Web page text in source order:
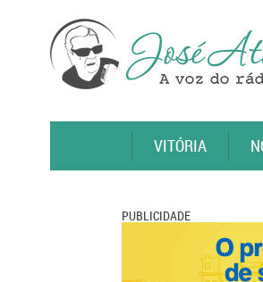
VITÓRIA
PUBLICIDADE